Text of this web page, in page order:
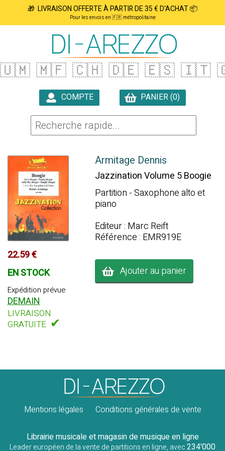
🎁 LIVRAISON OFFERTE À PARTIR DE 35 € D'ACHAT 📦
Pour les envois en 🇫🇷 métropolitaine
🇺🇲 🇲🇫 🇨🇭 🇩🇪 🇪🇸 🇮🇹
COMPTE
PANIER (0)
22.59 €
EN STOCK
Expédition prévue
DEMAIN
LIVRAISON
GRATUITE ✔
Armitage Dennis
Jazzination Volume 5 Boogie
Partition - Saxophone alto et
piano
Editeur : Marc Reift
Référence : EMR919E
Ajouter au panier
Mentions légales Conditions générales de vente
Librairie musicale et magasin de musique en ligne
Leader européen de la vente de partitions en ligne, avec234'000